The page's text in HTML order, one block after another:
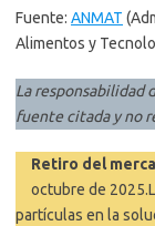
Fuente: ANMAT
Alimentos y
La responsabilidad
fuente citada y no
Retiro del
octubre de
partículas en la